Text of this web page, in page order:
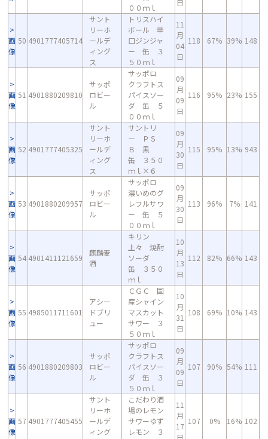
００ｍｌ
日
画
像
50 4901777405714
サント
リーホ
ールデ
ィング
ス
トリスハイ
ボール 辛
口ジンジャ
ー 缶 ３
５０ｍｌ
11
月
04
日
118 67% 39% 148
画
像
51 4901880209810
サッポ
ロビー
ル
サッポロ
クラフトス
パイスソー
ダ 缶 ５
００ｍｌ
09
月
09
日
116 95% 23% 155
画
像
52 4901777405325
サント
リーホ
ールデ
ィング
ス
サントリ
ー ＰＳ
Ｂ 黒
缶 ３５０
ｍｌ×６
09
月
30
日
115 95% 13% 943
画
像
53 4901880209957
サッポ
ロビー
ル
サッポロ
濃いめのグ
レフルサワ
ー 缶 ５
００ｍｌ
09
月
30
日
113 96% 7% 141
画
像
54 4901411121659
麒麟麦
酒
キリン
上々 焼酎
ソーダ
缶 ３５０
ｍｌ
10
月
13
日
112 82% 66% 143
画
像
55 4985011711601
アシー
ドブリ
ュー
ＣＧＣ 国
産シャイン
マスカット
サワー ３
５０ｍｌ
10
月
31
日
108 69% 10% 143
画
像
56 4901880209803
サッポ
ロビー
ル
サッポロ
クラフトス
パイスソー
ダ 缶 ３
５０ｍｌ
09
月
09
日
107 90% 54% 111
画
像
57 4901777405455
サント
リーホ
ールデ
ィング
こだわり酒
場のレモン
サワーゆず
レモン ３
11
月
17
日
107 0% 16% 102